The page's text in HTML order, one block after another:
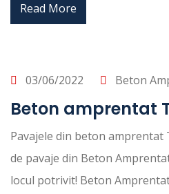
Read More
03/06/2022 Beton
Beton amprentat
Pavajele din beton amprentat
de pavaje din Beton
locul potrivit! Beton